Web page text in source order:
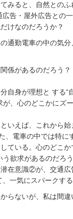
みると、自然との
告・屋外広告との
けなのだろうか？
通勤電車の中の気
係があるのだろう？
自身が理想と する“
が、心のどこかにズ
いえば、これから
、電車の中では特
ている。心のどこ
う欲求があるのだろ
在意識②が、交通広
、一気にスパークす
らないが、私は間違